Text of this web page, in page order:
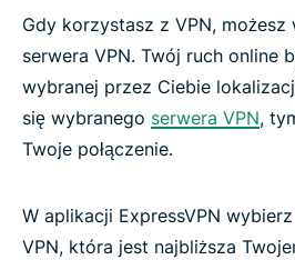
Gdy korzystasz z VPN,
serwera VPN. Twój ruch online
wybranej przez Ciebie
się wybranego serwera VPN,
Twoje połączenie.
W aplikacji ExpressVPN
VPN, która jest najbliższa